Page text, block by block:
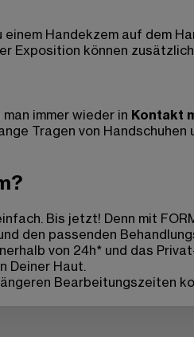
Handekzem auf dem
Exposition können
immer wieder in Kontakt
Tragen von Handschuhen
Bis jetzt! Denn mit
den passenden
von 24h* und das
Deiner Haut.
Bearbeitungszeiten